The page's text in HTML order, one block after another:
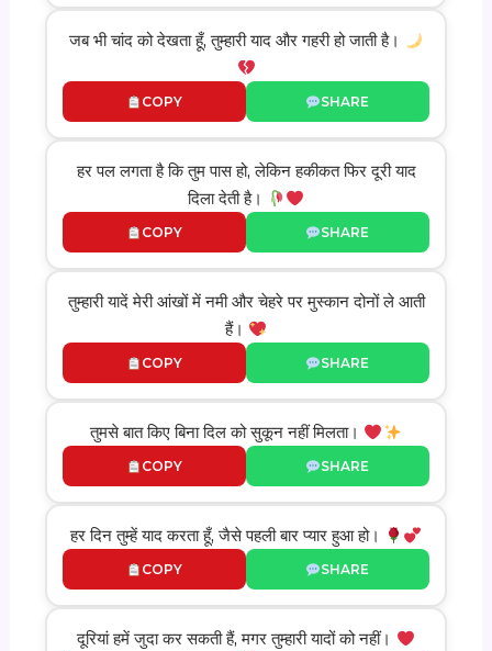
जब भी चांद को देखता हूँ, तुम्हारी याद और गहरी हो जाती है।
COPY SHARE
हर पल लगता है कि तुम पास हो, लेकिन हकीकत फिर दूरी याद
दिला देती है।
COPY SHARE
तुम्हारी यादें मेरी आंखों में नमी और चेहरे पर मुस्कान दोनों ले आती
हैं।
COPY SHARE
तुमसे बात किए बिना दिल को सुकून नहीं मिलता।
COPY SHARE
हर दिन तुम्हें याद करता हूँ, जैसे पहली बार प्यार हुआ हो।
COPY SHARE
दूरियां हमें जुदा कर सकती हैं, मगर तुम्हारी यादों को नहीं।